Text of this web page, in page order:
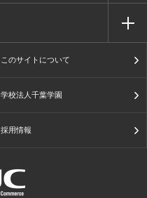
このサイトについて
学校法人千葉学園
採用情報